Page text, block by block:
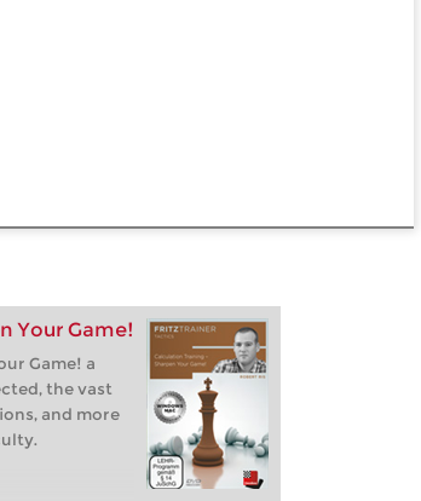
Your Game!
Game! a
the vast
and more